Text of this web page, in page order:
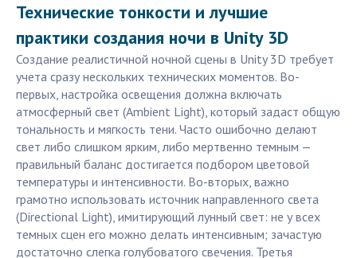
Технические тонкости и лучшие
практики создания ночи в Unity 3D
Создание реалистичной ночной сцены в Unity 3D требует
учета сразу нескольких технических моментов. Во-
первых, настройка освещения должна включать
атмосферный свет (Ambient Light), который задаст общую
тональность и мягкость тени. Часто ошибочно делают
свет либо слишком ярким, либо мертвенно темным —
правильный баланс достигается подбором цветовой
температуры и интенсивности. Во-вторых, важно
грамотно использовать источник направленного света
(Directional Light), имитирующий лунный свет: не у всех
темных сцен его можно делать интенсивным; зачастую
достаточно слегка голубоватого свечения. Третья